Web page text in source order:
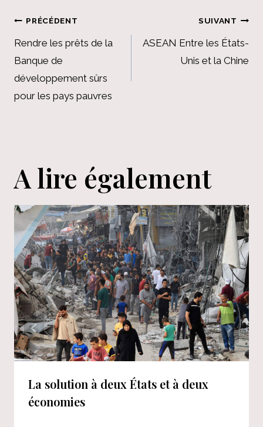
Navigation
de
l’article
PRÉCÉDENT
Rendre les prêts de la
Banque de
développement sûrs
pour les pays pauvres
SUIVANT
ASEAN Entre les États-
Unis et la Chine
A lire également
La solution à deux États et à deux
économies